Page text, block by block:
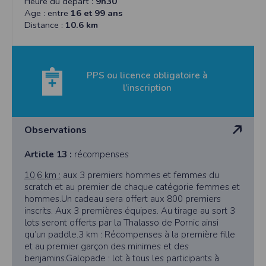
Age : entre 16 et 99 ans
Distance : 10.6 km
PPS ou licence obligatoire à
l’inscription
Observations
Article 13 : récompenses
10,6 km : aux 3 premiers hommes et femmes du
scratch et au premier de chaque catégorie femmes et
hommes.Un cadeau sera offert aux 800 premiers
inscrits. Aux 3 premières équipes. Au tirage au sort 3
lots seront offerts par la Thalasso de Pornic ainsi
qu’un paddle.3 km : Récompenses à la première fille
et au premier garçon des minimes et des
benjamins.Galopade : lot à tous les participants à
cookies
Safari
Google Chrome
Cliquez sur l'icône du menuOutils.
SélectionnezOptions
Cliquez sur l'onglet
et accédez à la section
Politique d'utilisation des cookies
Un cookie est un petit fichier texte envoyé à votre navigateur depuis nos
Nous utilisons les cookies à diverses fins : nous les employons pour vous
certaines de vos préférences ou encore compter les visiteurs d'une page.
RGPD
Timepulse se conforme à la nouvelle directive européenne : La RGPD A ce titre,
un DPO a été nommé : contact@timepulse.run
La collecte et la conservation des données
Conformément à la loi du 6 janvier 1978 relative à l'informatique et aux
libertés, modifiée en août 2004, le présent site à été déclaré à la Commission
Nationale de l'Informatique et des Libertés sous le numéro 2011834.